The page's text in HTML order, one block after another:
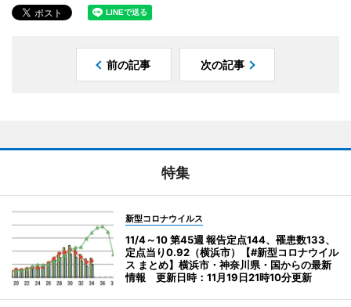
前の記事 次の記事
特集
新型コロナウイルス
11/4～10 第45週 報告定点144、罹患数133、
定点当り0.92（横浜市）【#新型コロナウイル
ス まとめ】横浜市・神奈川県・国からの最新
情報 更新日時：11月19日21時10分更新